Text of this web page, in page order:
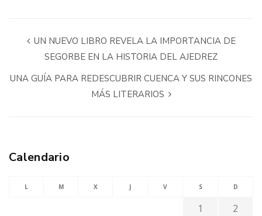
UN NUEVO LIBRO REVELA LA IMPORTANCIA DE
SEGORBE EN LA HISTORIA DEL AJEDREZ
UNA GUÍA PARA REDESCUBRIR CUENCA Y SUS RINCONES
MÁS LITERARIOS
Calendario
L M X J V S D
1
2